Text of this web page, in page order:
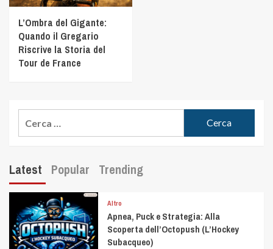
L’Ombra del Gigante:
Quando il Gregario
Riscrive la Storia del
Tour de France
Latest Popular Trending
Altro
Apnea, Puck e Strategia: Alla
Scoperta dell’Octopush (L’Hockey
Subacqueo)